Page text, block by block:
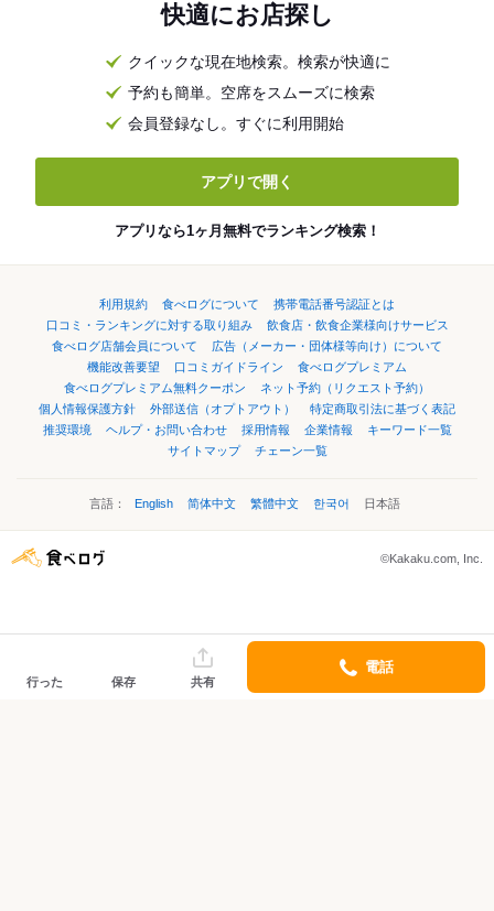
快適にお店探し
クイックな現在地検索。検索が快適に
予約も簡単。空席をスムーズに検索
会員登録なし。すぐに利用開始
アプリで開く
アプリなら1ヶ月無料でランキング検索！
利用規約 食べログについて
携帯電話番号認証とは
口コミ・ランキングに対する取り組み
飲食店・飲食企業様向けサービス
食べログ店舗会員について
広告（メーカー・団体様等向け）について
機能改善要望
口コミガイドライン
食べログプレミアム
食べログプレミアム無料クーポン
ネット予約（リクエスト予約）
個人情報保護方針
外部送信（オプトアウト）
特定商取引法に基づく表記
推奨環境
ヘルプ・お問い合わせ 採用情報 企業情報
キーワード一覧
サイトマップ
チェーン一覧
言語： English 简体中文 繁體中文 한국어 日本語
©Kakaku.com, Inc.
行った 保存 共有
電話